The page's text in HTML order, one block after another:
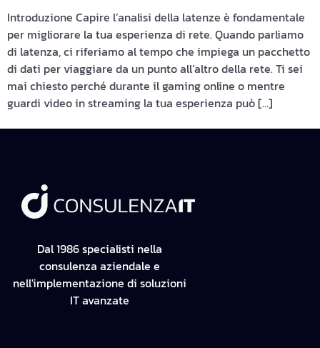
Introduzione Capire l’analisi della latenze è fondamentale
per migliorare la tua esperienza di rete. Quando parliamo
di latenza, ci riferiamo al tempo che impiega un pacchetto
di dati per viaggiare da un punto all’altro della rete. Ti sei
mai chiesto perché durante il gaming online o mentre
guardi video in streaming la tua esperienza può […]
Dal 1986 specialisti nella
consulenza aziendale e
nell'implementazione di soluzioni
IT avanzate